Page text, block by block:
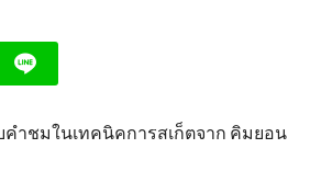
คำชมในเทคนิคการสเก็ตจาก คิมยอน